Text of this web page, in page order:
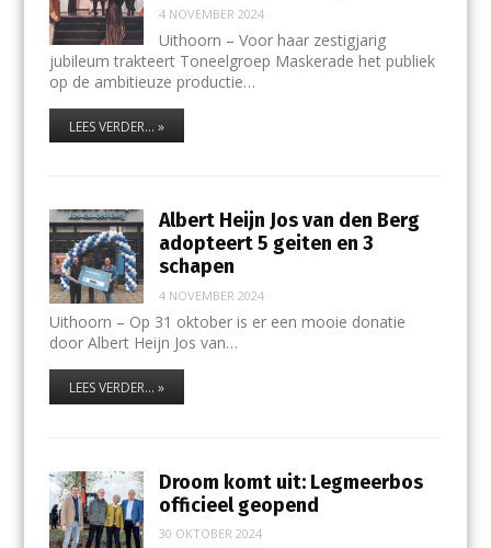
4 NOVEMBER 2024
Uithoorn – Voor haar zestigjarig
jubileum trakteert Toneelgroep Maskerade het publiek
op de ambitieuze productie…
LEES VERDER... »
Albert Heijn Jos van den Berg
adopteert 5 geiten en 3
schapen
4 NOVEMBER 2024
Uithoorn – Op 31 oktober is er een mooie donatie
door Albert Heijn Jos van…
LEES VERDER... »
Droom komt uit: Legmeerbos
officieel geopend
30 OKTOBER 2024